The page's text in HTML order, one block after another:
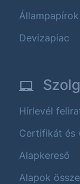
Állampapírok
Devizapiac
Hírlevél
Certifikát és
Alapkereső
Alapok